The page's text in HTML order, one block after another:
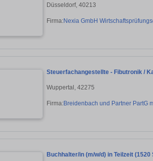
Düsseldorf, 40213
Firma:Nexia GmbH
Steuerfachangestellte - Fibutronik /
Wuppertal, 42275
Firma:Breidenbach und Partner PartG
Buchhalter/in (m/w/d) in Teilzeit (1520